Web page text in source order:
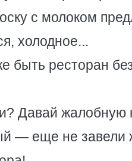
с молоком
холодное...
быть ресторан
Давай жалобную
— еще не завели